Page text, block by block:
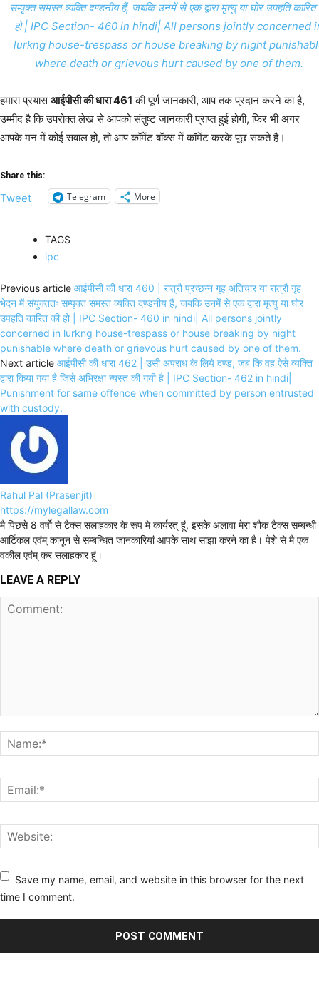
सम्पृक्त समस्त व्यक्ति दण्डनीय हैं, जबकि उनमें से एक द्वारा मृत्यु या घोर उपहति कारित
हो | IPC Section- 460 in hindi| All persons jointly concerned
lurkng house-trespass or house breaking by night
where death or grievous hurt caused by one of them.
हमारा प्रयासआईपीसी की धारा 461 की पूर्ण जानकारी, आप तक प्रदान करने का है,
उम्मीद है कि उपरोक्त लेख से आपको संतुष्ट जानकारी प्राप्त हुई होगी, फिर भी अगर
आपके मन में कोई सवाल हो, तो आप कॉमेंट बॉक्स में कॉमेंट करके पूछ सकते है।
Share this:
Tweet Telegram More
TAGS
ipc
Previous article आईपीसी की धारा 460 | रात्रौ प्रच्छन्न गृह अतिचार या रात्रौ गृह
भेदन में संयुक्ततः सम्पृक्त समस्त व्यक्ति दण्डनीय हैं, जबकि उनमें से एक द्वारा मृत्यु या घोर
उपहति कारित की हो | IPC Section- 460 in hindi| All persons jointly
concerned in lurkng house-trespass or house breaking by night
punishable where death or grievous hurt caused by one of them.
Next article आईपीसी की धारा 462 | उसी अपराध के लिये दण्ड, जब कि वह ऐसे व्यक्ति
द्वारा किया गया है जिसे अभिरक्षा न्यस्त की गयी है | IPC Section- 462 in hindi|
Punishment for same offence when committed by person entrusted
with custody.
Rahul Pal (Prasenjit)
https://mylegallaw.com
मै पिछसे 8 वर्षो से टैक्स सलाहकार के रूप मे कार्यरत् हूं, इसके अलावा मेरा शौक टैक्स सम्बन्धी
आर्टिकल एवंम् कानून से सम्बन्धित जानकारियां आपके साथ साझा करने का है। पेशे से मै एक
वकील एवंम् कर सलाहकार हूं।
LEAVE A REPLY
Save my name, email, and website in this browser for the next
time I comment.